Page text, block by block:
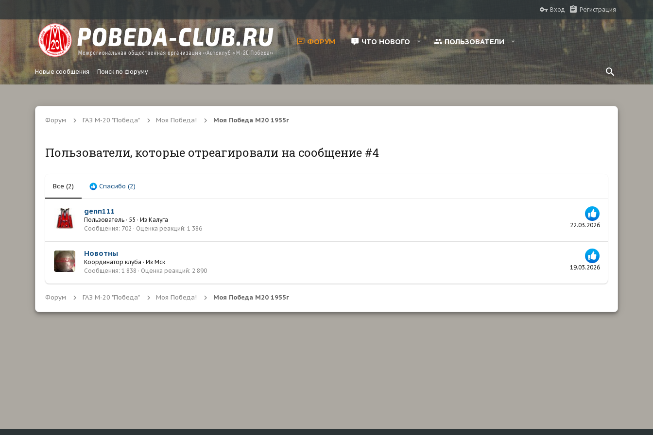
Вход Регистрация
ФОРУМ ЧТО НОВОГО ПОЛЬЗОВАТЕЛИ
Новые сообщения Поиск по форуму
Форум ГАЗ М-20 "Победа" Моя Победа! Моя Победа М20 1955г
Пользователи, которые отреагировали на сообщение #4
Все (2) Спасибо (2)
22.03.2026
genn111
Пользователь · 55 · Из Калуга
Сообщения 702 Оценка реакций 1 386
19.03.2026
Новотны
Координатор клуба · Из Мск
Сообщения 1 838 Оценка реакций 2 890
Форум ГАЗ М-20 "Победа" Моя Победа! Моя Победа М20 1955г